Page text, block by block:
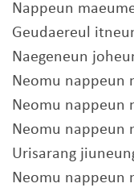
Nappeun
Geudaereul
Naegeneun
Neomu nappeun
Neomu nappeun
Neomu nappeun
Urisarang
Neomu nappeun